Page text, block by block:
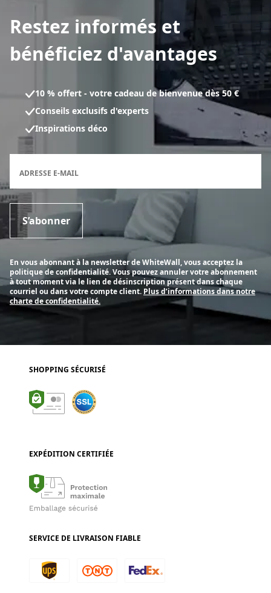
Restez informés et
bénéficiez d'avantages
10 % offert - votre cadeau de bienvenue dès 50 €
Conseils exclusifs d'experts
Inspirations déco
ADRESSE E-MAIL
S’abonner
En vous abonnant à la newsletter de WhiteWall, vous acceptez la
politique de confidentialité. Vous pouvez annuler votre abonnement
à tout moment via le lien de désinscription présent dans chaque
courriel ou dans votre compte client. Plus d’informations dans notre
charte de confidentialité.
SHOPPING SÉCURISÉ
EXPÉDITION CERTIFIÉE
SERVICE DE LIVRAISON FIABLE